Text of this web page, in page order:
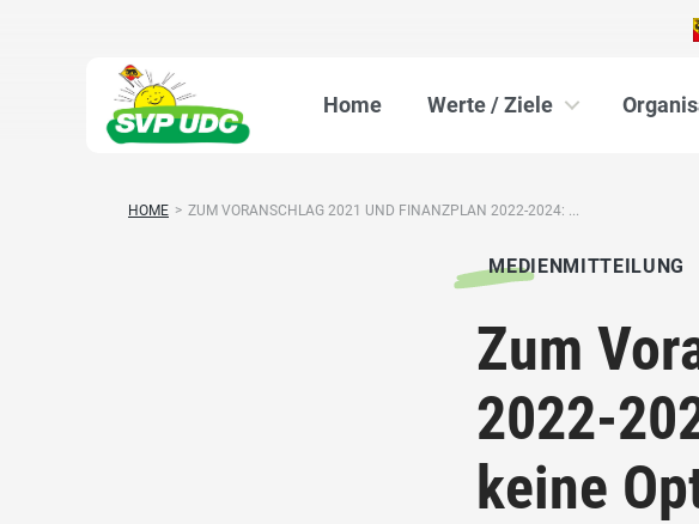
Home Werte / Ziele
HOME > ZUM VORANSCHLAG 2021 UND FINANZPLAN 2022-2024: ...
MEDIENMITTEILUNG
Zum
2022-
keine